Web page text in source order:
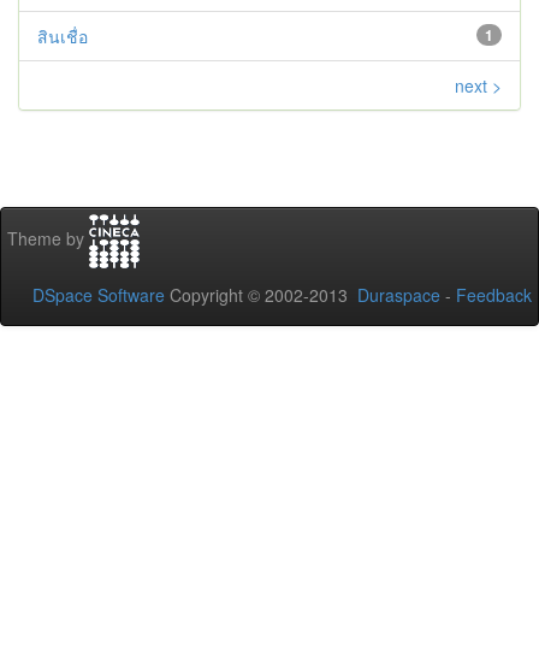
1
สินเชื่อ
next >
Theme by
DSpace Software Copyright © 2002-2013 Duraspace - Feedback